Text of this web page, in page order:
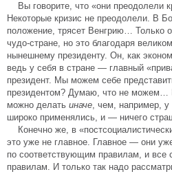
Вы говорите, что «они преодолели
Некоторые кризис не преодолели. В
положение, трясет Венгрию… Только
чудо-стране, но это благодаря
нынешнему президенту. Он, как
ведь у себя в стране — главный
президент. Мы можем себе
президентом? Думаю, что не можем…
можно делать иначе, чем, например,
широко применялись, и — ничего
Конечно же, в
это уже не главное. Главное — они
по соответствующим правилам, и все
правилам. И только так надо